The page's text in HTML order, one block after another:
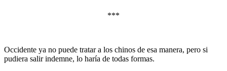
***
Occidente ya no puede tratar a los chinos de esa manera, pero si
pudiera salir indemne, lo haría de todas formas.